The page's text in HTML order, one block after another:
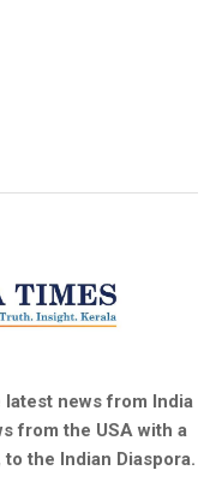
news from India
from the USA with a
the Indian Diaspora.